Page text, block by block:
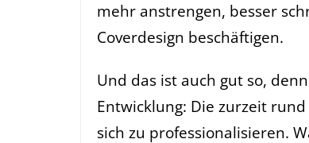
mehr anstrengen, besser
Coverdesign beschäftigen.
Und das ist auch gut so,
Entwicklung: Die zurzeit
sich zu professionalisieren.